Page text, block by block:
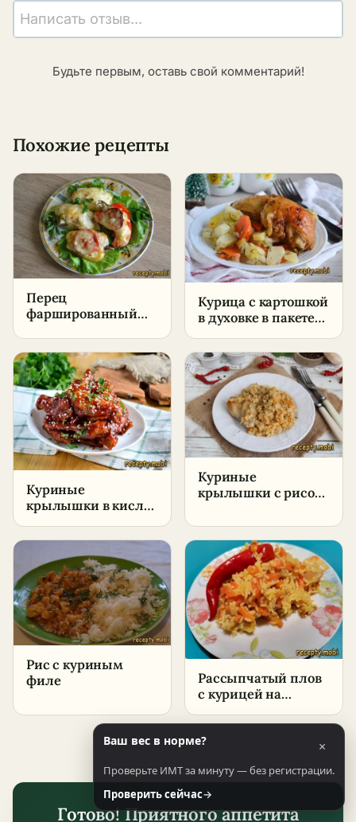
Написать отзыв...
Будьте первым, оставь свой комментарий!
Похожие рецепты
Перец
фаршированный
Курица с картошкой
в духовке в пакете
пошаговый рецепт
в домашних
условиях
Куриные
крылышки в кисло-
пошаговый рецепт
в домашних
условиях
Куриные
крылышки с рисом
пошаговый рецепт
Рис с куриным
филе
Рассыпчатый плов
с курицей на
пошаговый рецепт
в домашних
Готово! Приятного аппетита
Ваш вес в норме? ×
Проверьте ИМТ за минуту — без регистрации.
Проверить сейчас→